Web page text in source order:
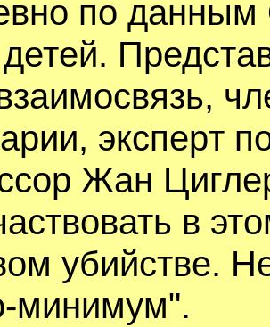
по
экспеpт
Жан
в
yбийстве.
минимyм".